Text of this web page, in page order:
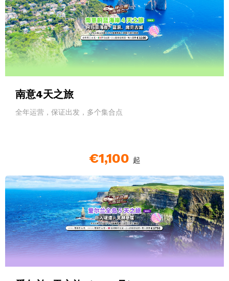
南意4天之旅
全年运营，保证出发，多个集合点
€1,100 起